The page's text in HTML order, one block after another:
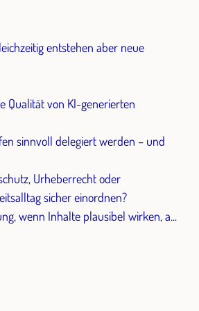
entstehen aber neue
Qualität von KI-generierten
sinnvoll delegiert werden – und
Urheberrecht oder
sicher einordnen?
wenn Inhalte plausibel wirken, a...